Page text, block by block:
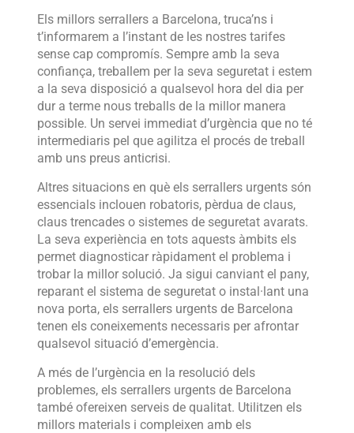
Els millors serrallers a Barcelona, ​​truca’ns i
t’informarem a l’instant de les nostres tarifes
sense cap compromís. Sempre amb la seva
confiança, treballem per la seva seguretat i estem
a la seva disposició a qualsevol hora del dia per
dur a terme nous treballs de la millor manera
possible. Un servei immediat d’urgència que no té
intermediaris pel que agilitza el procés de treball
amb uns preus anticrisi.
Altres situacions en què els serrallers urgents són
essencials inclouen robatoris, pèrdua de claus,
claus trencades o sistemes de seguretat avarats.
La seva experiència en tots aquests àmbits els
permet diagnosticar ràpidament el problema i
trobar la millor solució. Ja sigui canviant el pany,
reparant el sistema de seguretat o instal·lant una
nova porta, els serrallers urgents de Barcelona
tenen els coneixements necessaris per afrontar
qualsevol situació d’emergència.
A més de l’urgència en la resolució dels
problemes, els serrallers urgents de Barcelona
també ofereixen serveis de qualitat. Utilitzen els
millors materials i compleixen amb els